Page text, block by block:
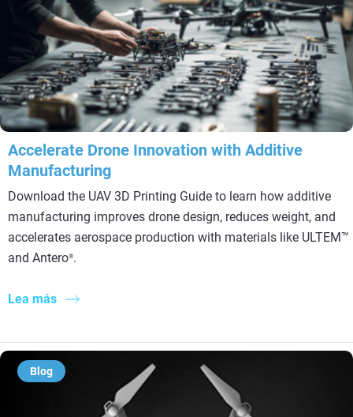
Accelerate Drone Innovation with Additive
Manufacturing
Download the UAV 3D Printing Guide to learn how additive
manufacturing improves drone design, reduces weight, and
accelerates aerospace production with materials like ULTEM™
and Antero®.
Lea más
Blog